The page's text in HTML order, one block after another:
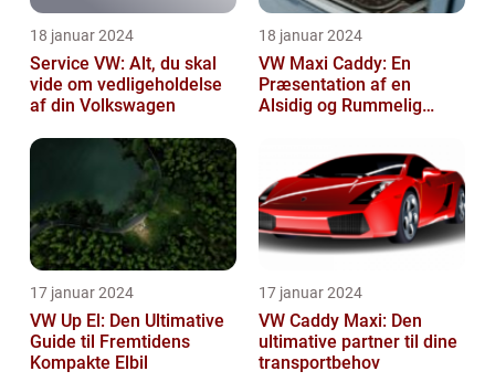
18 januar 2024
Service VW: Alt, du skal
vide om vedligeholdelse
af din Volkswagen
18 januar 2024
VW Maxi Caddy: En
Præsentation af en
Alsidig og Rummelig
17 januar 2024
VW Up El: Den Ultimative
Guide til Fremtidens
Kompakte Elbil
17 januar 2024
VW Caddy Maxi: Den
ultimative partner til dine
transportbehov